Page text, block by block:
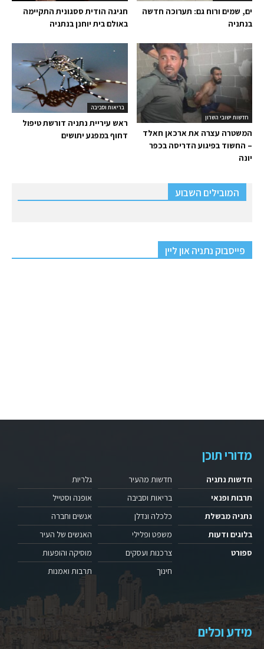
חגיגה הודית ססגונית התקיימה
באולם בית יוחנן בנתניה
ים, שמים ורוח גם: תערוכה חדשה
בנתניה
בריאות וסביבה
ראש עיריית נתניה דורשת טיפול
דחוף במפגע יתושים
חדשות ישובי השרון
המשטרה עצרה את ארכאן חאלד
– החשוד בפיגוע הדריסה בכפר
יונה
המובילים השבוע
פייסבוק נתניה און ליין
מדורי תוכן
חדשות נתניה
תרבות ופנאי
נתניה מבשלת
בלוגים ודעות
ספורט
חדשות מהעיר
בריאות וסביבה
כלכלה ונדלן
משפט ופלילי
צרכנות ועסקים
חינוך
גלריות
אופנה וסטייל
אנשים וחברה
האנשים של העיר
מוסיקה והופעות
תרבות ואמנות
מידע וכלים